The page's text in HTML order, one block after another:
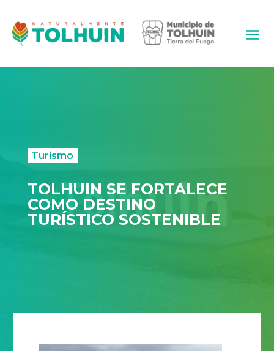
Turismo
TOLHUIN SE FORTALECE
COMO DESTINO
TURÍSTICO SOSTENIBLE